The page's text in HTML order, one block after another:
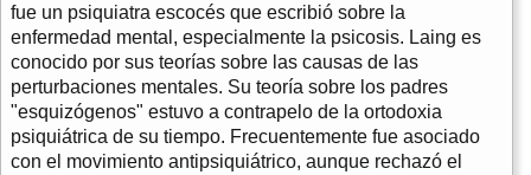
fue un psiquiatra escocés que escribió sobre la
enfermedad mental, especialmente la psicosis. Laing es
conocido por sus teorías sobre las causas de las
perturbaciones mentales. Su teoría sobre los padres
"esquizógenos" estuvo a contrapelo de la ortodoxia
psiquiátrica de su tiempo. Frecuentemente fue asociado
con el movimiento antipsiquiátrico, aunque rechazó el